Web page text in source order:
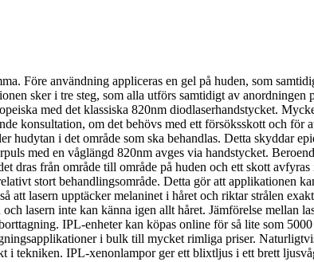
Före användning appliceras en gel på huden, som
sker i tre steg, som alla utförs samtidigt av anordningen
med det klassiska 820nm diodlaserhandstycket.
konsultation, om det behövs med ett försöksskott och för
i det område som ska behandlas. Detta skyddar
med en våglängd 820nm avges via handstycket.
dras från område till område på huden och ett skott avfyras
stort behandlingsområde. Detta gör att applikationen
att lasern upptäcker melaninet i håret och riktar strålen
lasern inte kan känna igen allt håret. Jämförelse mellan
IPL-enheter kan köpas online för så lite som
i bulk till mycket rimliga priser.
i tekniken. IPL-xenonlampor ger ett blixtljus i ett brett